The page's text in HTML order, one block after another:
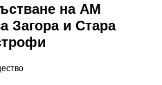
на АМ
Загора и Стара